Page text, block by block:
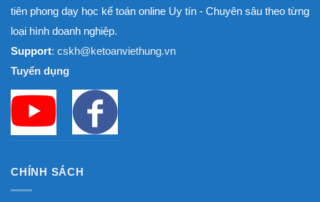
tiên phong dạy học kế toán online Uy tín - Chuyên sâu theo từng
loại hình doanh nghiệp.
Support: cskh@ketoanviethung.vn
Tuyển dụng
CHÍNH SÁCH